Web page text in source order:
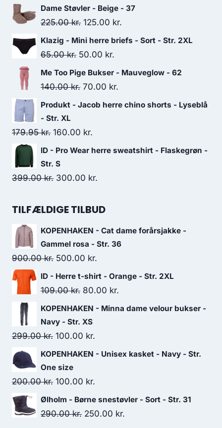
Dame Støvler - Beige - 37
225.00kr. Original
price
was:
125.00 kr.
price
Klazig - Mini herre briefs - Sort - Str. 2XL
65.00kr. Original
price
was:
50.00 kr.
price
is:
Me Too Pige Bukser - Mauveglow - 62
140.00kr. Original
price
140.00 kr..
70.00 kr.
price
Produkt - Jacob herre chino shorts - Lyseblå
- Str. XL
179.95kr. Original
price
was:
179.95 kr..
160.00 kr.
price
160.00 kr..
ID - Pro Wear herre sweatshirt - Flaskegrøn -
Str. S
399.00kr. Original
was:
300.00 kr.
is:
TILFÆLDIGE TILBUD
KOPENHAKEN - Cat dame forårsjakke -
Gammel rosa - Str. 36
900.00kr. Original
price
was:
500.00 kr.
price
is:
ID - Herre t-shirt - Orange - Str. 2XL
109.00kr. Original
price
was:
109.00 kr..
80.00 kr.
price
KOPENHAKEN - Minna dame velour bukser -
Navy - Str. XS
299.00kr. Original
price
was:
299.00 kr..
100.00 kr.
price
KOPENHAKEN - Unisex kasket - Navy - Str.
One size
200.00kr. Original
price
was:
100.00 kr.
price
is:
Ølholm - Børne snestøvler - Sort - Str. 31
290.00kr. Original
250.00 kr.